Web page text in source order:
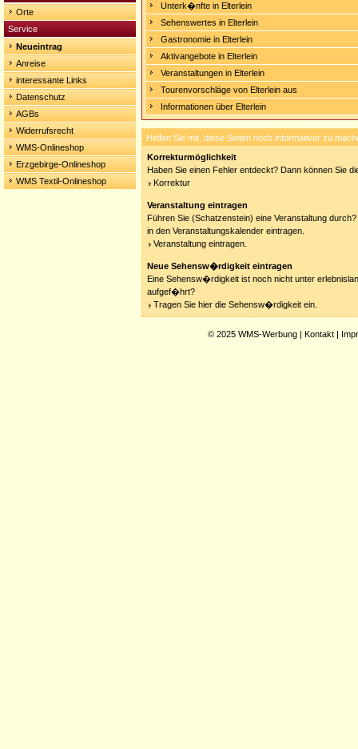
Orte
Service
Neueintrag
Anreise
interessante Links
Datenschutz
AGBs
Widerrufsrecht
WMS-Onlineshop
Erzgebirge-Onlineshop
WMS Textil-Onlineshop
Unterk�nfte in Elterlein
Sehenswertes in Elterlein
Gastronomie in Elterlein
Aktivangebote in Elterlein
Veranstaltungen in Elterlein
Tourenvorschläge von Elterlein aus
Informationen über Elterlein
Helfen Sie mit, diese Seiten noch informativer zu
Korrekturmöglichkeit
Haben Sie einen Fehler entdeckt? Dann können Sie
Korrektur
Veranstaltung eintragen
Führen Sie (Schatzenstein) eine Veranstaltung
in den Veranstaltungskalender eintragen.
Veranstaltung eintragen.
Neue Sehensw�rdigkeit eintragen
Eine Sehensw�rdigkeit ist noch nicht unter
aufgef�hrt?
Tragen Sie hier die Sehensw�rdigkeit ein.
© 2025 WMS-Werbung | Kontakt |